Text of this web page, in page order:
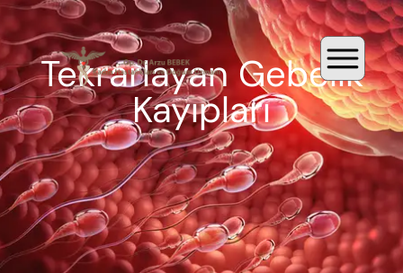
Tekrarlayan Gebelik
Kayıpları